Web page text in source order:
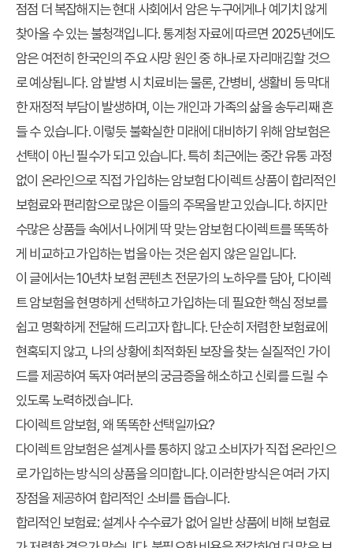
점점 더 복잡해지는 현대 사회에서 암은 누구에게나 예기치 않게
찾아올 수 있는 불청객입니다. 통계청 자료에 따르면 2025년에도
암은 여전히 한국인의 주요 사망 원인 중 하나로 자리매김할 것으
로 예상됩니다. 암 발병 시 치료비는 물론, 간병비, 생활비 등 막대
한 재정적 부담이 발생하며, 이는 개인과 가족의 삶을 송두리째 흔
들 수 있습니다. 이렇듯 불확실한 미래에 대비하기 위해 암보험은
선택이 아닌 필수가 되고 있습니다. 특히 최근에는 중간 유통 과정
없이 온라인으로 직접 가입하는 암보험 다이렉트 상품이 합리적인
보험료와 편리함으로 많은 이들의 주목을 받고 있습니다. 하지만
수많은 상품들 속에서 나에게 딱 맞는 암보험 다이렉트를 똑똑하
게 비교하고 가입하는 법을 아는 것은 쉽지 않은 일입니다.
이 글에서는 10년차 보험 콘텐츠 전문가의 노하우를 담아, 다이렉
트 암보험을 현명하게 선택하고 가입하는 데 필요한 핵심 정보를
쉽고 명확하게 전달해 드리고자 합니다. 단순히 저렴한 보험료에
현혹되지 않고, 나의 상황에 최적화된 보장을 찾는 실질적인 가이
드를 제공하여 독자 여러분의 궁금증을 해소하고 신뢰를 드릴 수
있도록 노력하겠습니다.
다이렉트 암보험, 왜 똑똑한 선택일까요?
다이렉트 암보험은 설계사를 통하지 않고 소비자가 직접 온라인으
로 가입하는 방식의 상품을 의미합니다. 이러한 방식은 여러 가지
장점을 제공하여 합리적인 소비를 돕습니다.
합리적인 보험료:설계사 수수료가 없어 일반 상품에 비해 보험료